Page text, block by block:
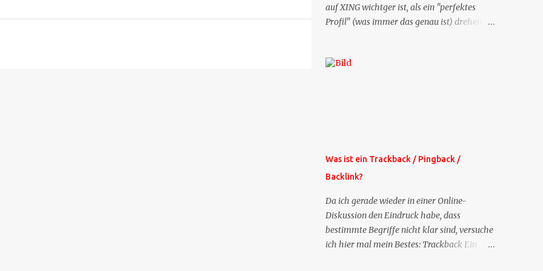
auf XING wichtger ist, als ein "perfektes
Profil" (was immer das genau ist) drehen
es jetzt die Profil-Fragen zu XING als eigene
Weitere Mailangebote dieser Art sehen Sie
auf meiner XING-Seite oder hier oben rechts
im Blog. Die Profilfragen werde ich
mittelfristig aus der normalen XING-Tipp-
Mail entfernen, da ich sie so nur an einer
Stelle pflegen muss.
Was ist ein Trackback / Pingback /
Backlink?
Da ich gerade wieder in einer Online-
Diskussion den Eindruck habe, dass
bestimmte Begriffe nicht klar sind, versuche
ich hier mal mein Bestes: Trackback Ein